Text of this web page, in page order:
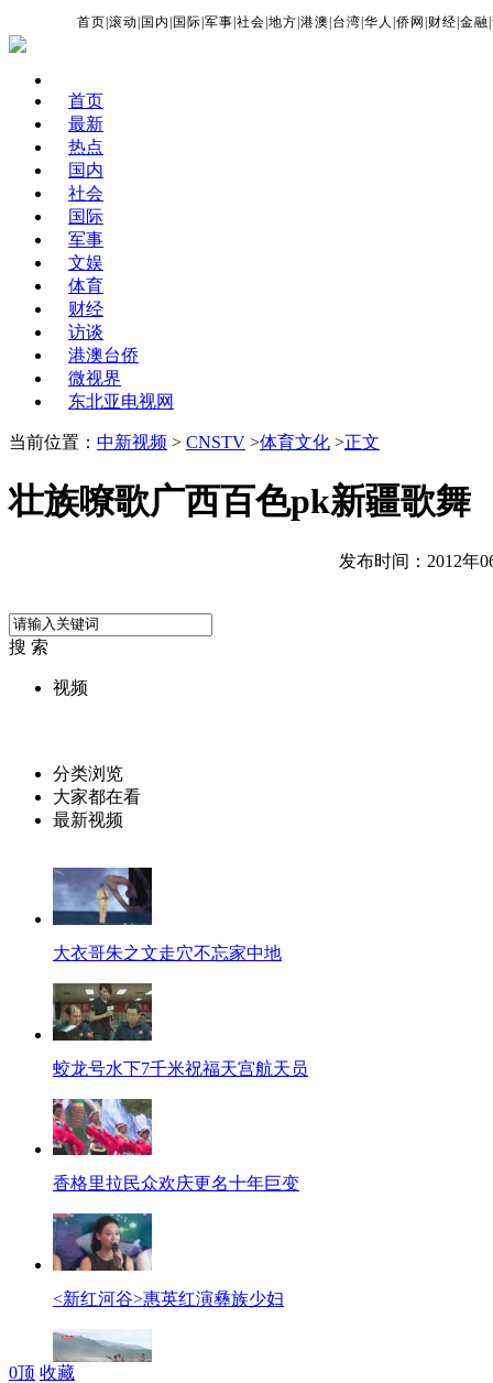
首页 |滚动 国内 国际 |军事 |社会 |地方 |港澳 台湾 |华人 |侨网 财经 |金融 |
首页
最新
热点
国内
社会
国际
军事
文娱
体育
财经
访谈
港澳台侨
微视界
东北亚电视网
当前位置： 中新视频 > CNSTV >体育文化 >正文
壮族嘹歌广西百色pk新疆歌舞
发布时间：2012年
搜 索
视频
分类浏览
大家都在看
最新视频
大衣哥朱之文走穴不忘家中地
蛟龙号水下7千米祝福天宫航天员
香格里拉民众欢庆更名十年巨变
<新红河谷>惠英红演彝族少妇
0顶 收藏